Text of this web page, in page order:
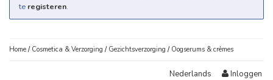
te registeren.
Home / Cosmetica & Verzorging / Gezichtsverzorging / Oogserums & crèmes
Nederlands Inloggen